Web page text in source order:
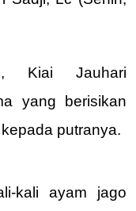
Kiai Jauhari
yang berisikan
putranya.
kali ayam jago